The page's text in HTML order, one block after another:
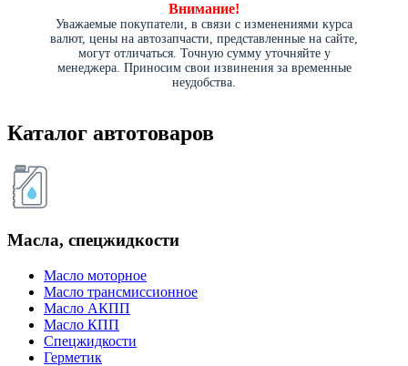
Внимание!
Уважаемые покупатели, в связи с изменениями курса
валют, цены на автозапчасти, представленные на сайте,
могут отличаться. Точную сумму уточняйте у
менеджера. Приносим свои извинения за временные
неудобства.
Каталог автотоваров
Масла, спецжидкости
Масло моторное
Масло трансмиссионное
Масло АКПП
Масло КПП
Спецжидкости
Герметик